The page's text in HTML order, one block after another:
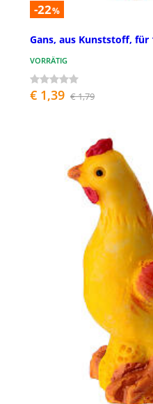
-22%
Gans, aus Kunststoff, für
VORRÄTIG
€ 1,39 € 1,79